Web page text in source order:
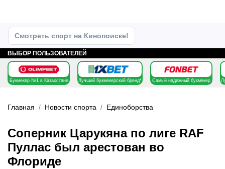
Смотреть спорт на Кинопоиске!
ВЫБОР ПОЛЬЗОВАТЕЛЕЙ
Букмекер №1 в Казахстане Лучший букмекерский бренд* Самый надежный букмекер
Главная Новости спорта Единоборства
Соперник Царукяна по лиге RAF
Пуллас был арестован во
Флориде